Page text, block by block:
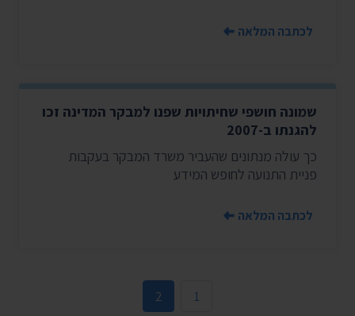
לכתבה המלאה
שמונה חושפי שחיתויות שפנו למבקר המדינה זכו
להגנתו ב-2007
כך עולה מנתונים שהעביר משרד המבקר בעקבות
פניית התנועה לחופש המידע
לכתבה המלאה
1
2